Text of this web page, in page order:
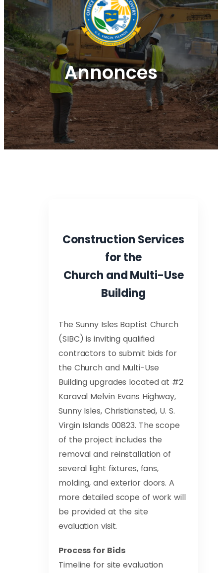
Annonces
Construction Services
for the
Church and Multi-Use
Building
The Sunny Isles Baptist Church
(SIBC) is inviting qualified
contractors to submit bids for
the Church and Multi-Use
Building upgrades located at #2
Karaval Melvin Evans Highway,
Sunny Isles, Christiansted, U. S.
Virgin Islands 00823. The scope
of the project includes the
removal and reinstallation of
several light fixtures, fans,
molding, and exterior doors. A
more detailed scope of work will
be provided at the site
evaluation visit.
Process for Bids
Timeline for site evaluation